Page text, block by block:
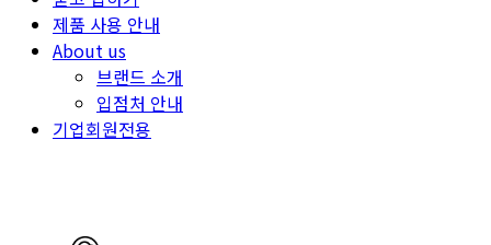
제품 사용 안내
About us
브랜드 소개
입점처 안내
기업회원전용